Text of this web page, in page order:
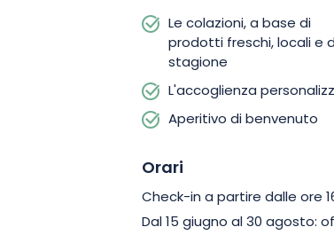
Le colazioni, a base di
prodotti freschi, locali e
stagione
L'accoglienza
Aperitivo di benvenuto
Orari
Check-in a partire dalle ore
Dal 15 giugno al 30 agosto: